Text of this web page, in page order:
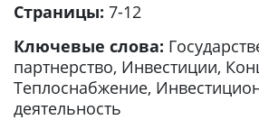
Страницы: 7-12
Ключевые слова:
партнерство, Инвестиции,
Теплоснабжение,
деятельность